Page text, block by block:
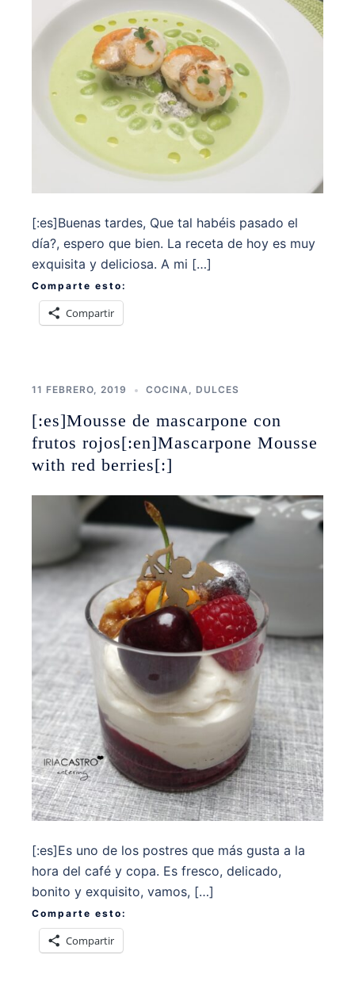
[:es]Buenas tardes, Que tal habéis pasado el
día?, espero que bien. La receta de hoy es muy
exquisita y deliciosa. A mi […]
Comparte esto:
Compartir
11 FEBRERO, 2019 COCINA, DULCES
[:es]Mousse de mascarpone con
frutos rojos[:en]Mascarpone Mousse
with red berries[:]
[:es]Es uno de los postres que más gusta a la
hora del café y copa. Es fresco, delicado,
bonito y exquisito, vamos, […]
Comparte esto:
Compartir